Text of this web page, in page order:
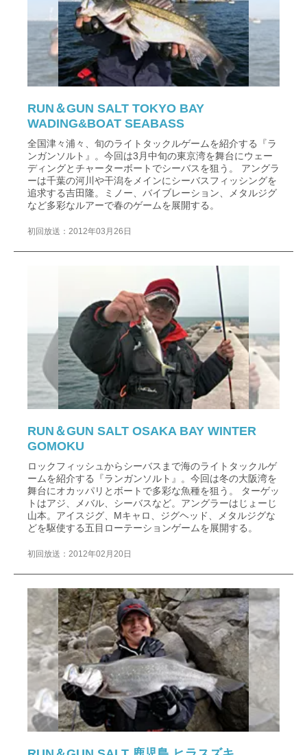
RUN＆GUN SALT TOKYO BAY
WADING&BOAT SEABASS
全国津々浦々、旬のライトタックルゲームを紹介する『ラ
ンガンソルト』。今回は3月中旬の東京湾を舞台にウェー
ディングとチャーターボートでシーバスを狙う。 アングラ
ーは千葉の河川や干潟をメインにシーバスフィッシングを
追求する吉田隆。ミノー、バイブレーション、メタルジグ
など多彩なルアーで春のゲームを展開する。
初回放送：2012年03月26日
RUN＆GUN SALT OSAKA BAY WINTER
GOMOKU
ロックフィッシュからシーバスまで海のライトタックルゲ
ームを紹介する『ランガンソルト』。今回は冬の大阪湾を
舞台にオカッパリとボートで多彩な魚種を狙う。 ターゲッ
トはアジ、メバル、シーバスなど。アングラーはじょーじ
山本。アイスジグ、Mキャロ、ジグヘッド、メタルジグな
どを駆使する五目ローテーションゲームを展開する。
初回放送：2012年02月20日